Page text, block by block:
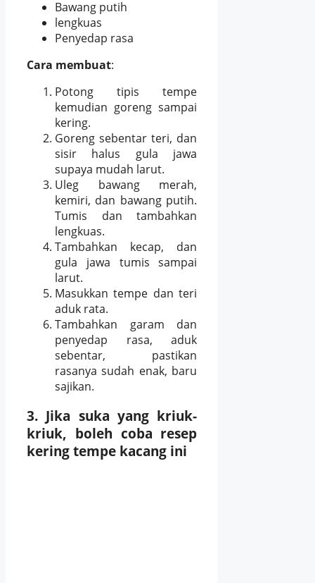
Bawang putih
lengkuas
Penyedap rasa
Cara membuat:
Potong tipis tempe
kemudian goreng sampai
kering.
Goreng sebentar teri, dan
sisir halus gula jawa
supaya mudah larut.
Uleg bawang merah,
kemiri, dan bawang putih.
Tumis dan tambahkan
lengkuas.
Tambahkan kecap, dan
gula jawa tumis sampai
larut.
Masukkan tempe dan teri
aduk rata.
Tambahkan garam dan
penyedap rasa, aduk
sebentar, pastikan
rasanya sudah enak, baru
sajikan.
3. Jika suka yang kriuk-
kriuk, boleh coba resep
kering tempe kacang ini